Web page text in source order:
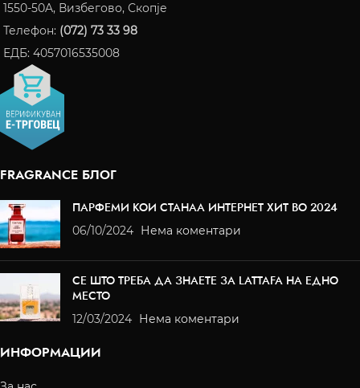
1550-50A, Визбегово, Скопје
Телефон: (072) 73 33 98
ЕДБ: 4057016535008
FRAGRANCE БЛОГ
ПАРФЕМИ КОИ СТАНАА ИНТЕРНЕТ ХИТ ВО 2024
06/10/2024 Нема коментари
СЕ ШТО ТРЕБА ДА ЗНАЕТЕ ЗА LATTAFA НА ЕДНО
МЕСТО
12/03/2024 Нема коментари
ИНФОРМАЦИИ